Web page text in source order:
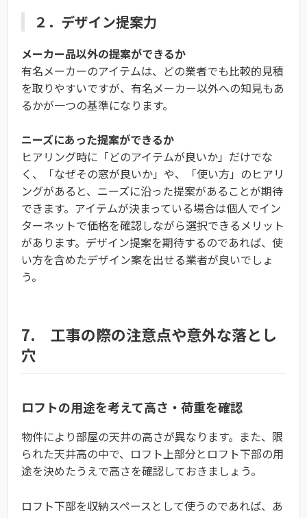
２．デザイン提案力
メーカー品以外の提案ができるか
有名メーカーのアイテムは、どの業者でも比較的見積
を取りやすいですが、有名メーカー以外への知見もあ
るかが一つの基準になります。
ニーズにあった提案ができるか
ヒアリング時に「どのアイテムが良いか」だけでな
く、「なぜその窓が良いか」や、「使い方」のヒアリ
ングがあると、ニーズに沿った提案があることが期待
できます。アイテムが決まっている場合は個人でイン
ターネットで価格を確認しながら選択できるメリット
があります。デザイン提案を期待するのであれば、使
い方を含めたデザイン案を出せる業者が良いでしょ
う。
7. 工事の際の注意点や意外な落とし
穴
ロフトの用途を考えて高さ・荷重を確認
物件により部屋の天井の高さが異なります。また、限
られた天井高の中で、ロフト上部分とロフト下部の用
途を決めたうえで高さを確認しておきましょう。
ロフト下部を収納スペースとして使うのであれば、あ